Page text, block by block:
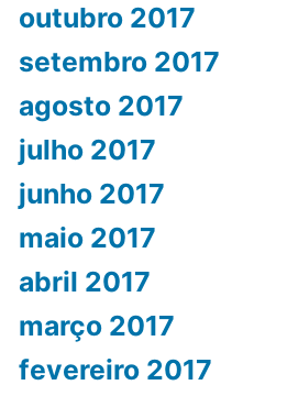
outubro 2017
setembro 2017
agosto 2017
julho 2017
junho 2017
maio 2017
abril 2017
março 2017
fevereiro 2017